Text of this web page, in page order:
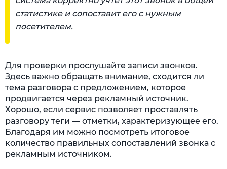
статистике и сопоставит его с нужным
посетителем.
Для проверки прослушайте записи звонков.
Здесь важно обращать внимание, сходится ли
тема разговора с предложением, которое
продвигается через рекламный источник.
Хорошо, если сервис позволяет проставлять
разговору теги — отметки, характеризующее его.
Благодаря им можно посмотреть итоговое
количество правильных сопоставлений звонка с
рекламным источником.